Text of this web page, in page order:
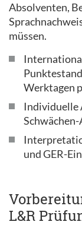
Absolventen,
müssen.
Werktagen
Individuelle
und GER-
L&R